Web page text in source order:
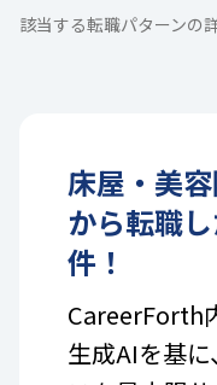
該当する転職パターンの
床屋・美
から転職
件！
CareerForth
生成AIを基